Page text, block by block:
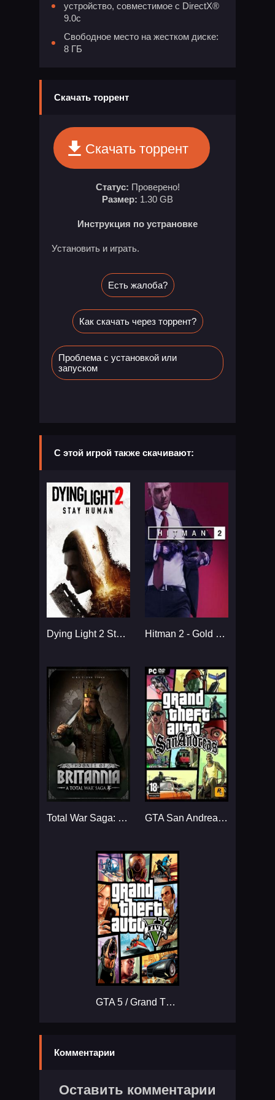
устройство, совместимое с DirectX®
9.0с
Свободное место на жестком диске:
8 ГБ
Скачать торрент
Скачать торрент
Статус: Проверено!
Размер: 1.30 GB
Инструкция по устрановке
Установить и играть.
Есть жалоба?
Как скачать через торрент?
Проблема с установкой или
запуском
С этой игрой также скачивают:
Dying Light 2 Stay Human: Reloaded Edition... Hitman 2 - Gold Edition...
Total War Saga: Thrones of Britannia... GTA San Andreas...
GTA 5 / Grand Theft Auto V Enhanced...
Комментарии
Оставить комментарии